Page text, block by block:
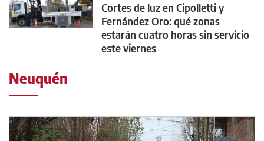
Cortes de luz en Cipolletti y
Fernández Oro: qué zonas
estarán cuatro horas sin servicio
este viernes
Neuquén